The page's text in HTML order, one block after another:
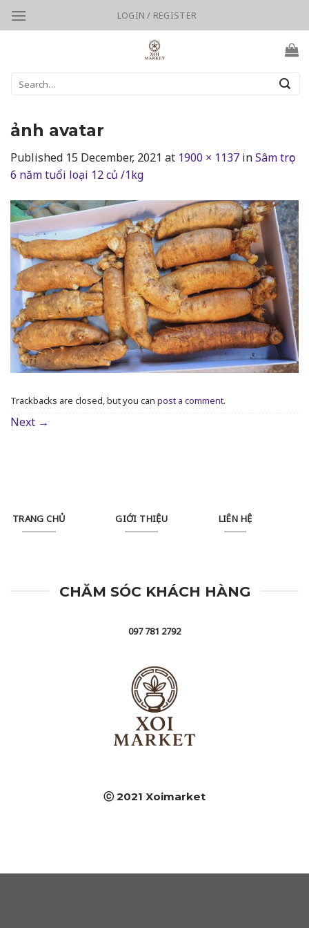
Skip
LOGIN / REGISTER
for:
ảnh avatar
Published 15 December, 2021 at 1900 × 1137 inSâm trọc
6 năm tuổi loại 12 củ /1kg
Trackbacks are closed, but you can post a comment.
Next →
TRANG CHỦ GIỚI THIỆU LIÊN HỆ
CHĂM SÓC KHÁCH HÀNG
097 781 2792
ⓒ 2021 Xoimarket